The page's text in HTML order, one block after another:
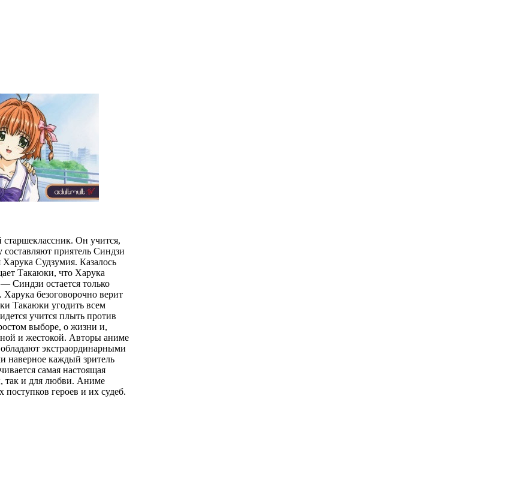
Он учится,
приятель Синдзи
Судзумия. Казалось
Такаюки, что Харука
Синдзи остается только
безоговорочно верит
Такаюки угодить всем
учится плыть против
выборе, о жизни и,
и жестокой. Авторы аниме
экстраординарными
наверное каждый зритель
самая настоящая
так и для любви. Аниме
героев и их судеб.